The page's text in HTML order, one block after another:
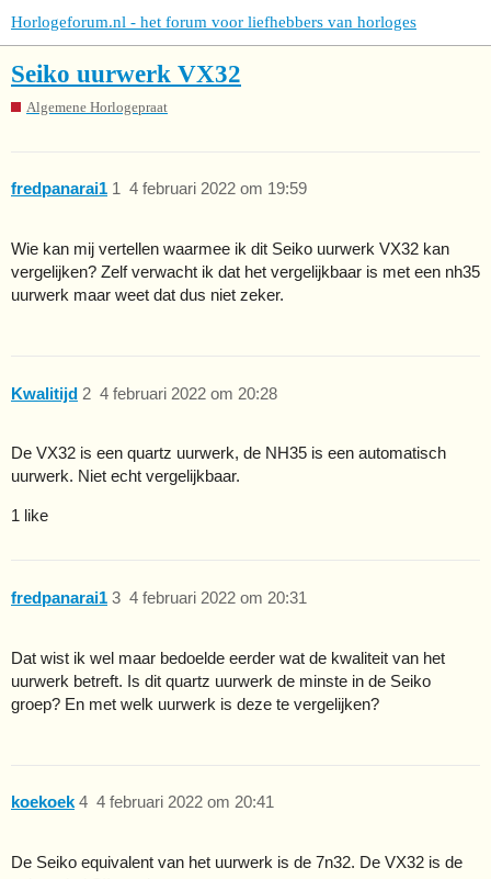
Horlogeforum.nl - het forum voor liefhebbers van horloges
Seiko uurwerk VX32
Algemene Horlogepraat
fredpanarai1 4 februari 2022 om 19:59
1
Wie kan mij vertellen waarmee ik dit Seiko uurwerk VX32 kan
vergelijken? Zelf verwacht ik dat het vergelijkbaar is met een nh35
uurwerk maar weet dat dus niet zeker.
Kwalitijd 4 februari 2022 om 20:28
2
De VX32 is een quartz uurwerk, de NH35 is een automatisch
uurwerk. Niet echt vergelijkbaar.
1 like
fredpanarai1 4 februari 2022 om 20:31
3
Dat wist ik wel maar bedoelde eerder wat de kwaliteit van het
uurwerk betreft. Is dit quartz uurwerk de minste in de Seiko
groep? En met welk uurwerk is deze te vergelijken?
koekoek 4 februari 2022 om 20:41
4
De Seiko equivalent van het uurwerk is de 7n32. De VX32 is de